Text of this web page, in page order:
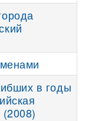
в годы